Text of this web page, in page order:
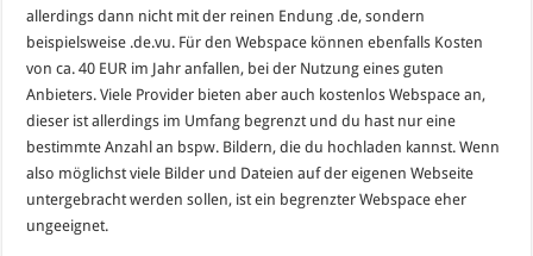
allerdings dann nicht mit der reinen Endung .de, sondern
beispielsweise .de.vu. Für den Webspace können ebenfalls Kosten
von ca. 40 EUR im Jahr anfallen, bei der Nutzung eines guten
Anbieters. Viele Provider bieten aber auch kostenlos Webspace an,
dieser ist allerdings im Umfang begrenzt und du hast nur eine
bestimmte Anzahl an bspw. Bildern, die du hochladen kannst. Wenn
also möglichst viele Bilder und Dateien auf der eigenen Webseite
untergebracht werden sollen, ist ein begrenzter Webspace eher
ungeeignet.